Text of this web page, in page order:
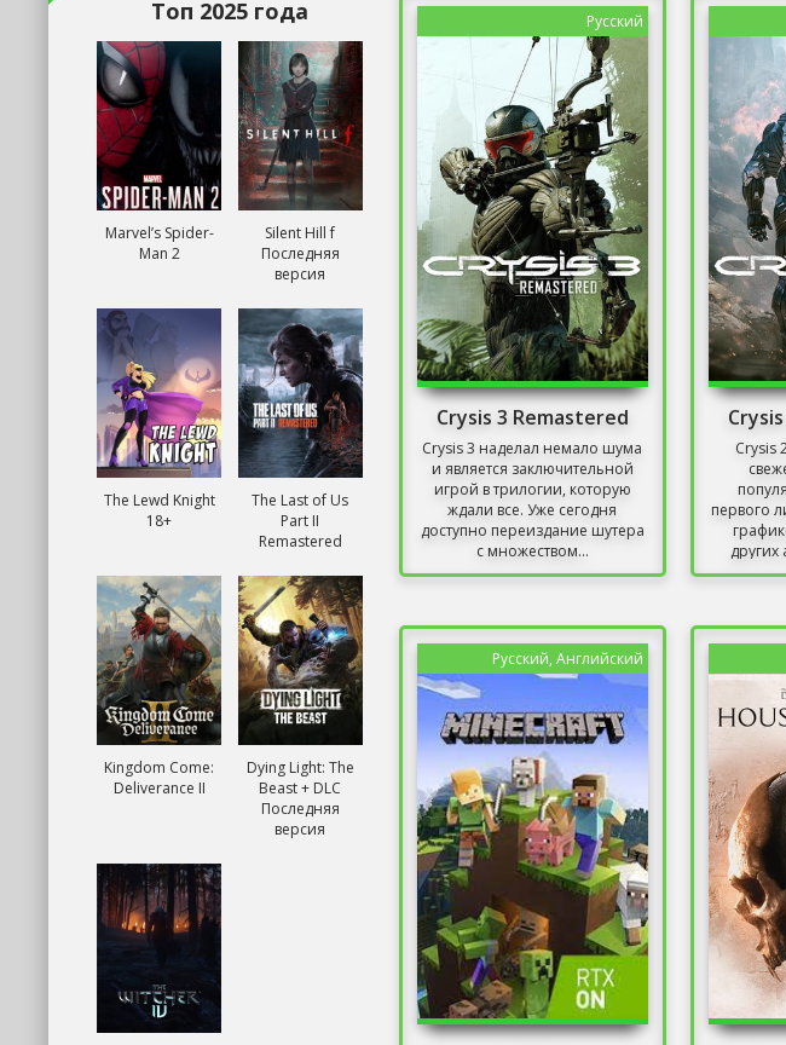
Русский
Crysis 3 Remastered
Crysis 3 наделал немало шума
и является заключительной
игрой в трилогии, которую
ждали все. Уже сегодня
доступно переиздание шутера
с множеством...
Crysis
первого
других
Русский, Английский
Топ 2025 года
Marvel’s Spider-
Man 2
Silent Hill f
Последняя
версия
The Lewd Knight
18+
The Last of Us
Part II
Remastered
Kingdom Come:
Deliverance II
Dying Light: The
Beast + DLC
Последняя
версия